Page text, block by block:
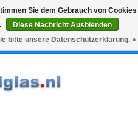
Graveren
0 Artikel - €0,00
Sie dem Gebrauch von Cookies
Diese Nachricht Ausblenden
bitte unsere Datenschutzerklärung. »